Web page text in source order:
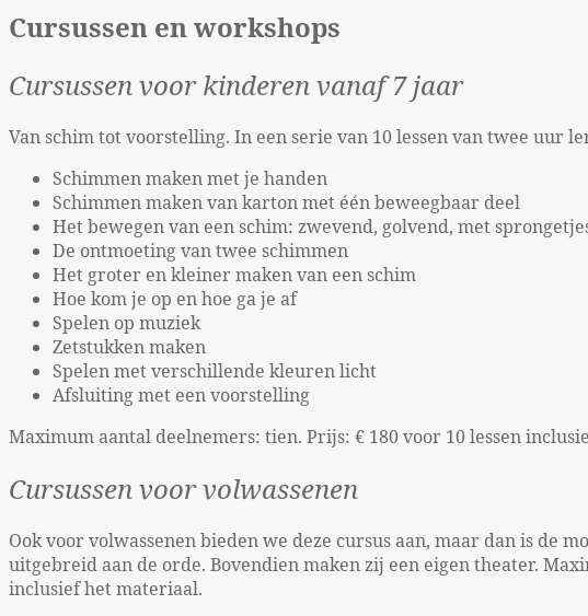
Cursussen en workshops
Cursussen voor kinderen vanaf 7 jaar
Van schim tot voorstelling. In een serie van 10 lessen van twee uur
Schimmen maken met je handen
Schimmen maken van karton met één beweegbaar deel
Het bewegen van een schim: zwevend, golvend, met
De ontmoeting van twee schimmen
Het groter en kleiner maken van een schim
Hoe kom je op en hoe ga je af
Spelen op muziek
Zetstukken maken
Spelen met verschillende kleuren licht
Afsluiting met een voorstelling
Maximum aantal deelnemers: tien. Prijs: € 180 voor 10 lessen
Cursussen voor volwassenen
Ook voor volwassenen bieden we deze cursus aan, maar dan is de
uitgebreid aan de orde. Bovendien maken zij een eigen theater.
inclusief het materiaal.